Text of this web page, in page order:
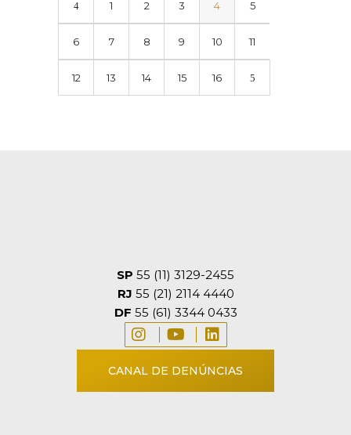
1 2 3 4 5
6 7 8 9 10 11
12 13 14 15 16
CANAL DE DENÚNCIAS
SP 55 (11) 3129-2455
RJ 55 (21) 2114 4440
DF 55 (61) 3344 0433